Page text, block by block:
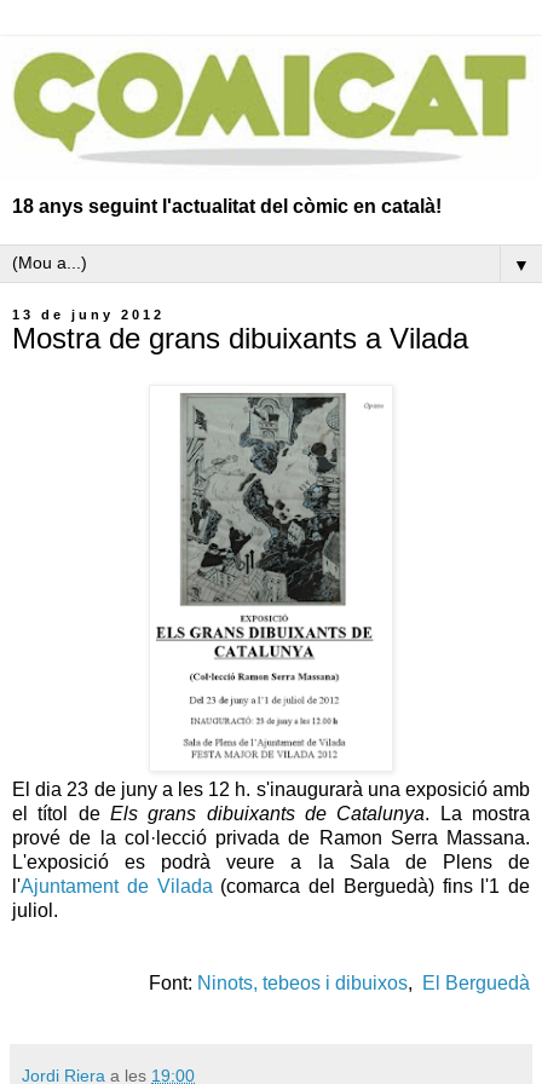
18 anys seguint l'actualitat del còmic en català!
▼
13 de juny 2012
Mostra de grans dibuixants a Vilada
El dia 23 de juny a les 12 h. s'inaugurarà una exposició amb
el títol de Els grans dibuixants de Catalunya. La mostra
prové de la col·lecció privada de Ramon Serra Massana.
L'exposició es podrà veure a la Sala de Plens de
l'Ajuntament de Vilada (comarca del Berguedà) fins l'1 de
juliol.
Font: Ninots, tebeos i dibuixos, El Berguedà
Jordi Riera a les 19:00